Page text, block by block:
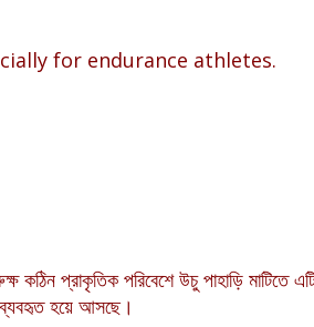
for endurance athletes.
প্রাকৃতিক পরিবেশে উচু পাহাড়ি মাটিতে
ব্যবহৃত হয়ে আসছে।